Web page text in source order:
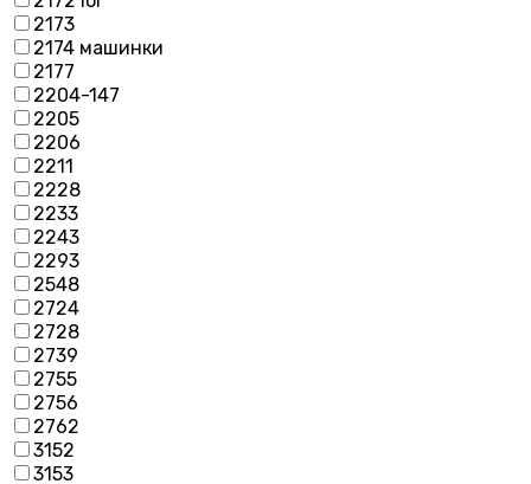
2173
2174 машинки
2177
2204-147
2205
2206
2211
2228
2233
2243
2293
2548
2724
2728
2739
2755
2756
2762
3152
3153